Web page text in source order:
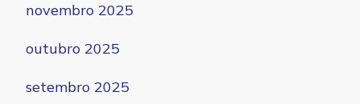
novembro 2025
outubro 2025
setembro 2025